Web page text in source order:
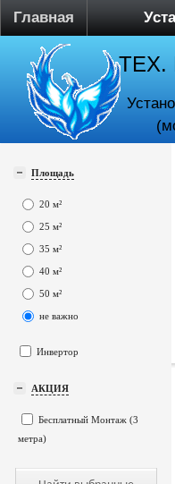
Главная
ТЕХ.
Площадь
20 м²
25 м²
35 м²
40 м²
50 м²
не важно
Инвертор
АКЦИЯ
Бесплатный Монтаж (3
метра)